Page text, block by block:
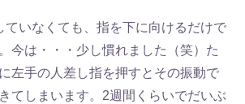
ていなくても、指を下に向けるだけで
今は・・・少し慣れました（笑）た
左手の人差し指を押すとその振動で
てしまいます。2週間くらいでだいぶ